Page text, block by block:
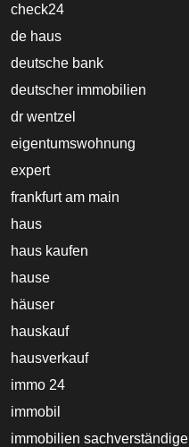
check24
de haus
deutsche bank
deutscher immobilien
dr wentzel
eigentumswohnung
expert
frankfurt am main
haus
haus kaufen
hause
häuser
hauskauf
hausverkauf
immo 24
immobil
immobilien sachverständige